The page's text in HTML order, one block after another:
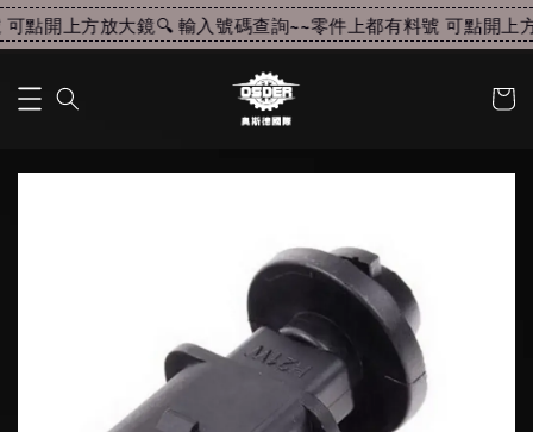
點開上方放大鏡🔍 輸入號碼查詢~~零件上都有料號 可點開上